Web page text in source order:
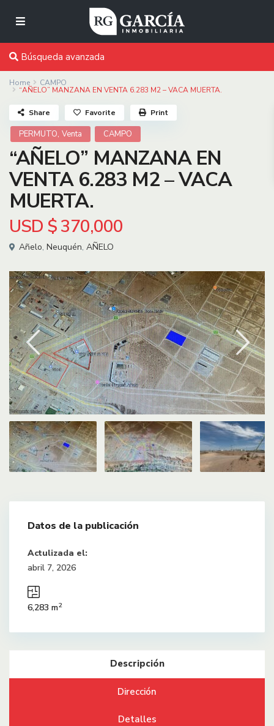
Búsqueda avanzada
Home CAMPO
“AÑELO” MANZANA EN VENTA 6.283 M2 – VACA MUERTA.
PERMUTO, Venta CAMPO
“AÑELO” MANZANA EN
VENTA 6.283 M2 – VACA
MUERTA.
USD $ 370,000
Añelo, Neuquén, AÑELO
Share Favorite Print
Datos de la publicación
Actulizada el:
abril 7, 2026
6,283 m2
Descripción
Dirección
Detalles